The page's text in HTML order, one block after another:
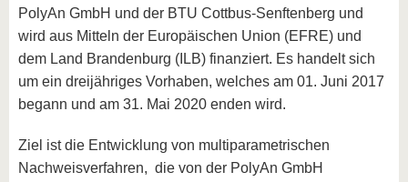
PolyAn GmbH und der BTU Cottbus-Senftenberg und
wird aus Mitteln der Europäischen Union (EFRE) und
dem Land Brandenburg (ILB) finanziert. Es handelt sich
um ein dreijähriges Vorhaben, welches am 01. Juni 2017
begann und am 31. Mai 2020 enden wird.
Ziel ist die Entwicklung von multiparametrischen
Nachweisverfahren, die von der PolyAn GmbH